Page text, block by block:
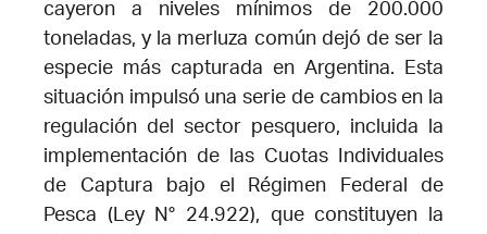
cayeron a niveles mínimos de 200.000
toneladas, y la merluza común dejó de ser la
especie más capturada en Argentina. Esta
situación impulsó una serie de cambios en la
regulación del sector pesquero, incluida la
implementación de las Cuotas Individuales
de Captura bajo el Régimen Federal de
Pesca (Ley N° 24.922), que constituyen la